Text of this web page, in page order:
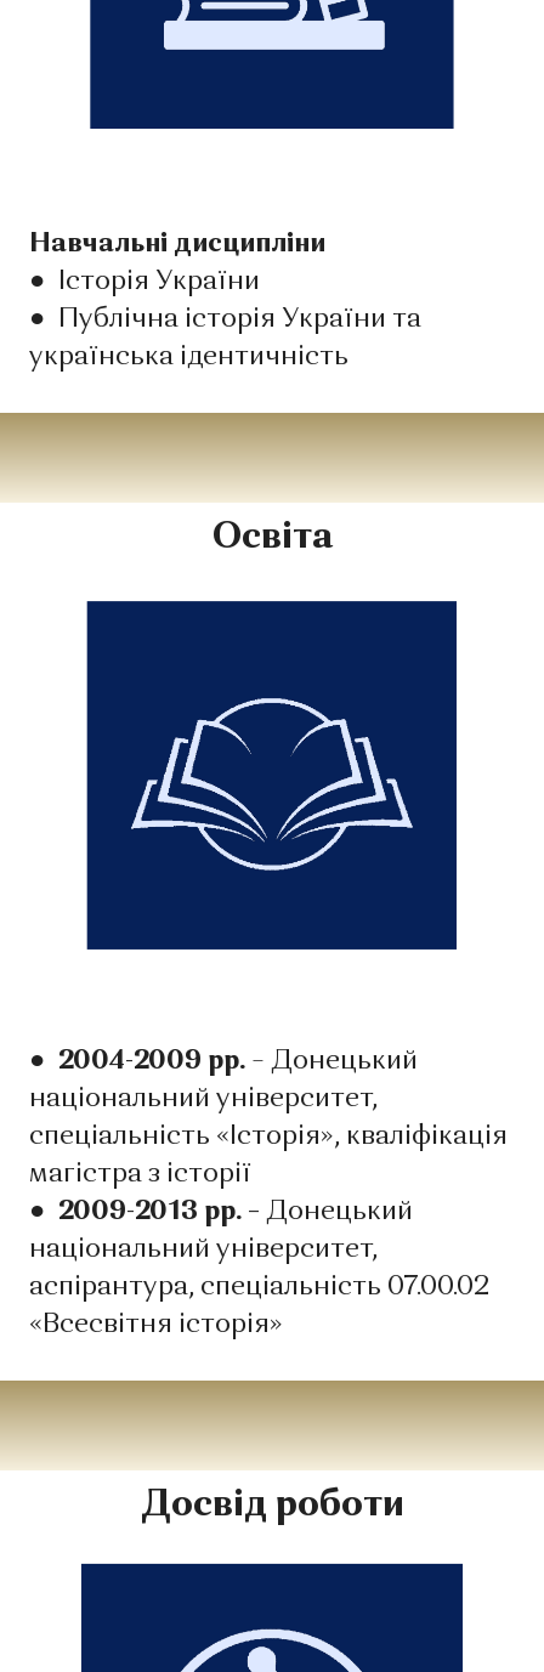
Навчальні дисципліни
●
Історія України
●
Публічна історія України та
українська ідентичність
Освіта
● 2004-2009 рр. – Донецький
національний університет,
спеціальність «Історія», кваліфікація
магістра з історії
● 2009-2013 рр. – Донецький
національний університет,
аспірантура, спеціальність 07.00.02
«Всесвітня історія»
Досвід роботи